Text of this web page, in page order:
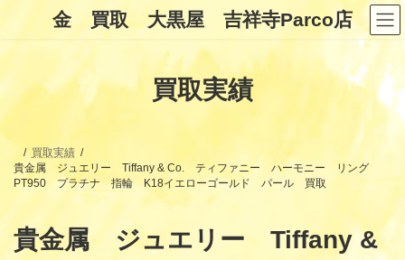
ン
キ
ッ
ー
に
移
金 買取 大黒屋 吉祥寺Parco店
買取実績
買取実績
貴金属 ジュエリー Tiffany & Co. ティファニー ハーモニー リング
PT950 プラチナ 指輪 K18イエローゴールド パール 買取
貴金属 ジュエリー Tiffany &